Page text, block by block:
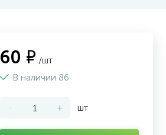
60 ₽ /шт
В наличии 86
- + шт